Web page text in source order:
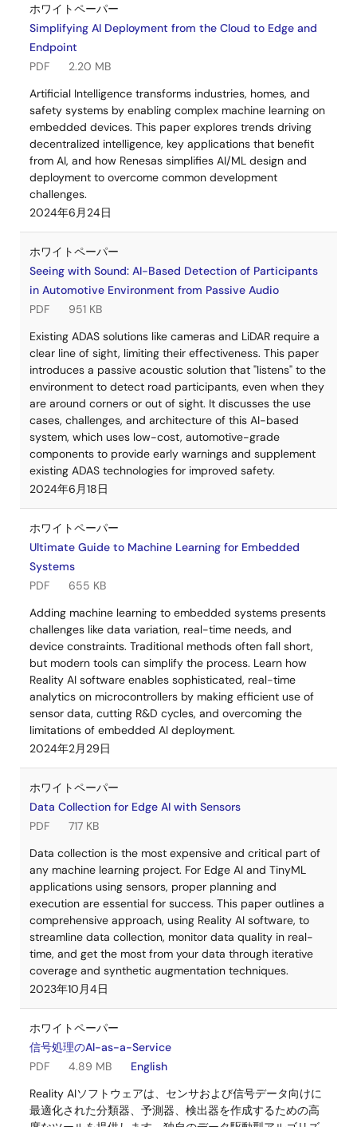
ホワイトペーパー
Simplifying AI Deployment from the Cloud to Edge and
Endpoint
PDF
2.20 MB
Artificial Intelligence transforms industries, homes, and
safety systems by enabling complex machine learning on
embedded devices. This paper explores trends driving
decentralized intelligence, key applications that benefit
from AI, and how Renesas simplifies AI/ML design and
deployment to overcome common development
challenges.
2024年6月24日
ホワイトペーパー
Seeing with Sound: AI-Based Detection of Participants
in Automotive Environment from Passive Audio
PDF
951 KB
Existing ADAS solutions like cameras and LiDAR require a
clear line of sight, limiting their effectiveness. This paper
introduces a passive acoustic solution that "listens" to the
environment to detect road participants, even when they
are around corners or out of sight. It discusses the use
cases, challenges, and architecture of this AI-based
system, which uses low-cost, automotive-grade
components to provide early warnings and supplement
existing ADAS technologies for improved safety.
2024年6月18日
ホワイトペーパー
Ultimate Guide to Machine Learning for Embedded
Systems
PDF
655 KB
Adding machine learning to embedded systems presents
challenges like data variation, real-time needs, and
device constraints. Traditional methods often fall short,
but modern tools can simplify the process. Learn how
Reality AI software enables sophisticated, real-time
analytics on microcontrollers by making efficient use of
sensor data, cutting R&D cycles, and overcoming the
limitations of embedded AI deployment.
2024年2月29日
ホワイトペーパー
Data Collection for Edge AI with Sensors
PDF
717 KB
Data collection is the most expensive and critical part of
any machine learning project. For Edge AI and TinyML
applications using sensors, proper planning and
execution are essential for success. This paper outlines a
comprehensive approach, using Reality AI software, to
streamline data collection, monitor data quality in real-
time, and get the most from your data through iterative
coverage and synthetic augmentation techniques.
2023年10月4日
ホワイトペーパー
信号処理のAl-as-a-Service
PDF
4.89 MB
English
Reality AIソフトウェアは、センサおよび信号データ向けに
最適化された分類器、予測器、検出器を作成するための高